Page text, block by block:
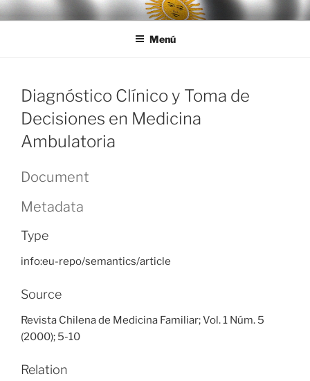
Ir
al
LEGISALUD
Menú
Diagnóstico Clínico y Toma de
Decisiones en Medicina
Ambulatoria
Document
Metadata
Type
info:eu-repo/semantics/article
Source
Revista Chilena de Medicina Familiar; Vol. 1 Núm. 5
(2000); 5-10
Relation